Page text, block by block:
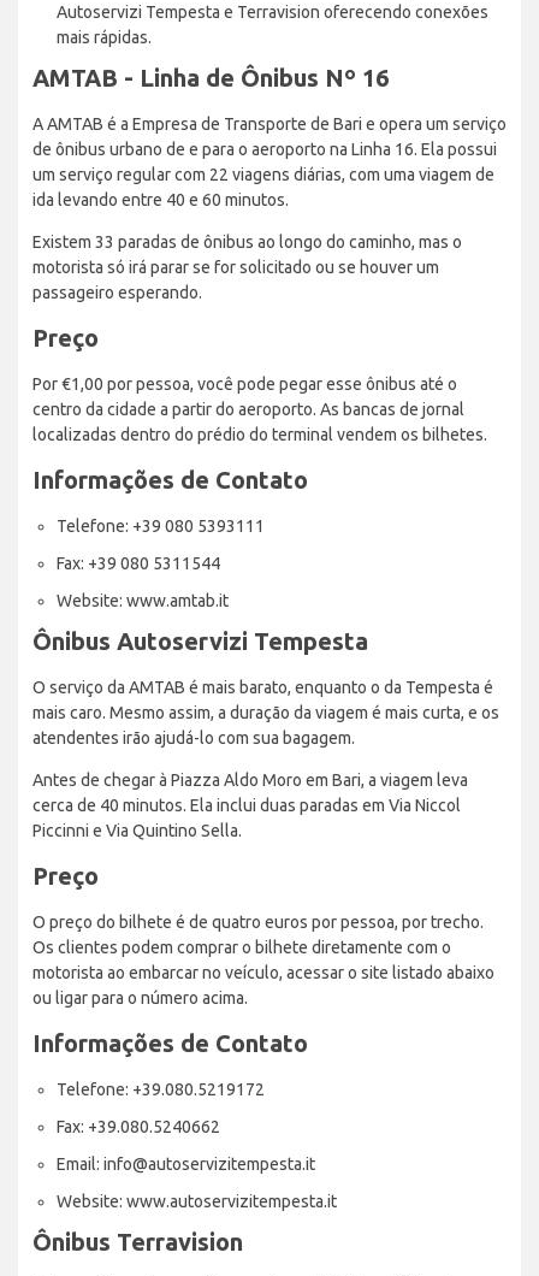
Autoservizi Tempesta e Terravision oferecendo conexões
mais rápidas.
AMTAB - Linha de Ônibus Nº 16
A AMTAB é a Empresa de Transporte de Bari e opera um serviço
de ônibus urbano de e para o aeroporto na Linha 16. Ela possui
um serviço regular com 22 viagens diárias, com uma viagem de
ida levando entre 40 e 60 minutos.
Existem 33 paradas de ônibus ao longo do caminho, mas o
motorista só irá parar se for solicitado ou se houver um
passageiro esperando.
Preço
Por €1,00 por pessoa, você pode pegar esse ônibus até o
centro da cidade a partir do aeroporto. As bancas de jornal
localizadas dentro do prédio do terminal vendem os bilhetes.
Informações de Contato
Telefone: +39 080 5393111
Fax: +39 080 5311544
Website: www.amtab.it
Ônibus Autoservizi Tempesta
O serviço da AMTAB é mais barato, enquanto o da Tempesta é
mais caro. Mesmo assim, a duração da viagem é mais curta, e os
atendentes irão ajudá-lo com sua bagagem.
Antes de chegar à Piazza Aldo Moro em Bari, a viagem leva
cerca de 40 minutos. Ela inclui duas paradas em Via Niccol
Piccinni e Via Quintino Sella.
Preço
O preço do bilhete é de quatro euros por pessoa, por trecho.
Os clientes podem comprar o bilhete diretamente com o
motorista ao embarcar no veículo, acessar o site listado abaixo
ou ligar para o número acima.
Informações de Contato
Telefone: +39.080.5219172
Fax: +39.080.5240662
Email: info@autoservizitempesta.it
Website: www.autoservizitempesta.it
Ônibus Terravision